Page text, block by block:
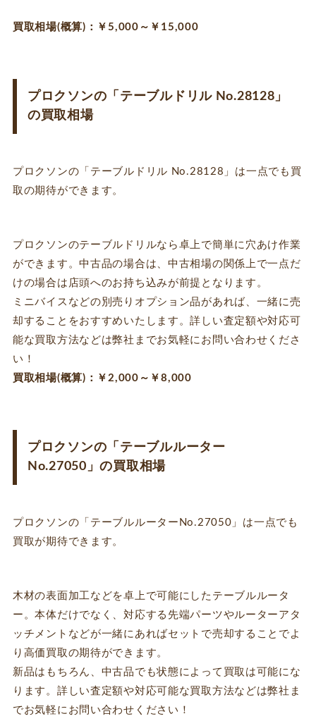
買取相場(概算)：￥5,000～￥15,000
プロクソンの「テーブルドリル No.28128」
の買取相場
プロクソンの「テーブルドリル No.28128」は一点でも買
取の期待ができます。
プロクソンのテーブルドリルなら卓上で簡単に穴あけ作業
ができます。中古品の場合は、中古相場の関係上で一点だ
けの場合は店頭へのお持ち込みが前提となります。
ミニバイスなどの別売りオプション品があれば、一緒に売
却することをおすすめいたします。詳しい査定額や対応可
能な買取方法などは弊社までお気軽にお問い合わせくださ
い！
買取相場(概算)：￥2,000～￥8,000
プロクソンの「テーブルルーター
No.27050」の買取相場
プロクソンの「テーブルルーターNo.27050」は一点でも
買取が期待できます。
木材の表面加工などを卓上で可能にしたテーブルルータ
ー。本体だけでなく、対応する先端パーツやルーターアタ
ッチメントなどが一緒にあればセットで売却することでよ
り高価買取の期待ができます。
新品はもちろん、中古品でも状態によって買取は可能にな
ります。詳しい査定額や対応可能な買取方法などは弊社ま
でお気軽にお問い合わせください！